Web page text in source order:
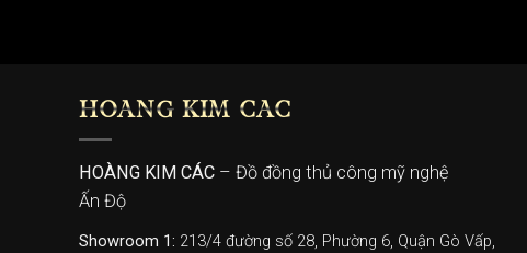
HOÀNG KIM CÁC
HOÀNG KIM CÁC – Đồ đồng thủ công mỹ nghệ
Ấn Độ
Showroom 1: 213/4 đường số 28, Phường 6, Quận Gò Vấp,